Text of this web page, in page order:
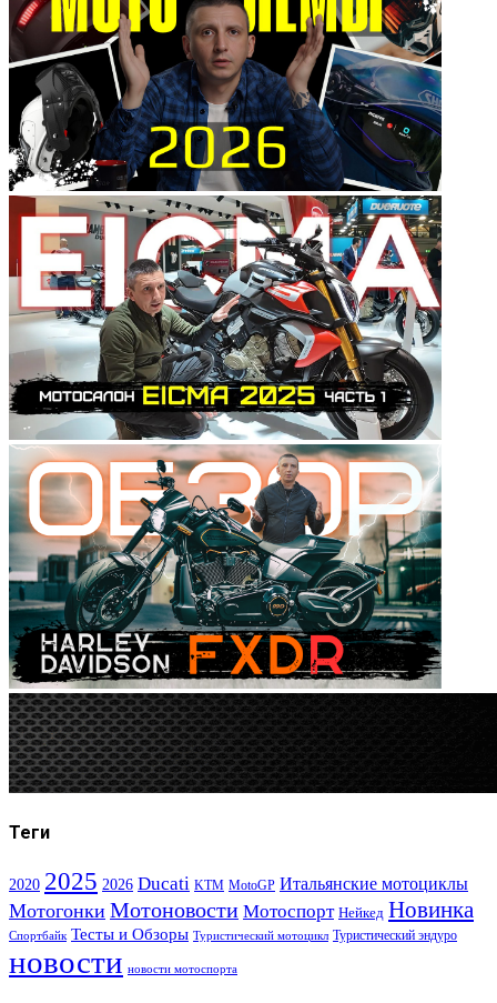
Теги
2020 2025 2026 Ducati KTM MotoGP Итальянские мотоциклы
Мотогонки Мотоновости Мотоспорт Нейкед Новинка
Спортбайк Тесты и Обзоры Туристический мотоцикл Туристический эндуро
новости новости мотоспорта